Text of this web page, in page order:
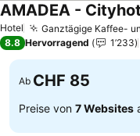
Hotel Ganztägige Kaffee-
AMADEA -
8.8 Hervorragend 1’233
Ab CHF 85
Preise von 7 Websites